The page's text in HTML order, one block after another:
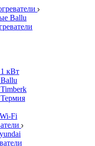
Ballu
кВт
Fi